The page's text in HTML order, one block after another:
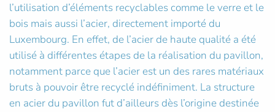
l’utilisation d’éléments recyclables comme le verre et le
bois mais aussi l’acier, directement importé du
Luxembourg. En effet, de l’acier de haute qualité a été
utilisé à différentes étapes de la réalisation du pavillon,
notamment parce que l’acier est un des rares matériaux
bruts à pouvoir être recyclé indéfiniment. La structure
en acier du pavillon fut d’ailleurs dès l’origine destinée